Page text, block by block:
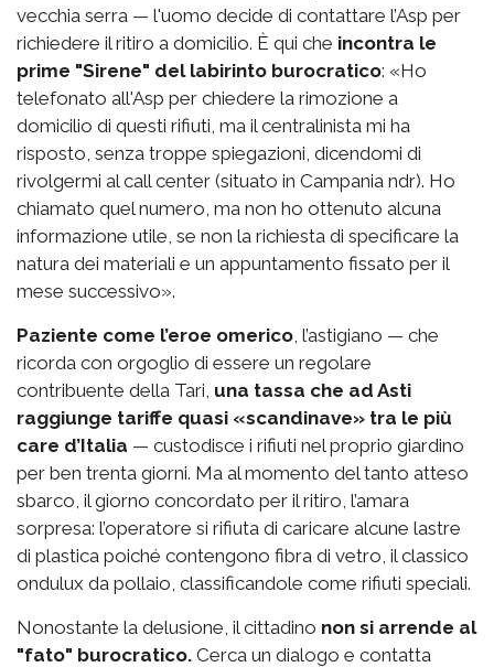
vecchia serra — l'uomo decide di contattare l’Asp per
richiedere il ritiro a domicilio. È qui che incontra le
prime "Sirene" del labirinto burocratico: «Ho
telefonato all'Asp per chiedere la rimozione a
domicilio di questi rifiuti, ma il centralinista mi ha
risposto, senza troppe spiegazioni, dicendomi di
rivolgermi al call center (situato in Campania ndr). Ho
chiamato quel numero, ma non ho ottenuto alcuna
informazione utile, se non la richiesta di specificare la
natura dei materiali e un appuntamento fissato per il
mese successivo».
Paziente come l’eroe omerico , l’astigiano — che
ricorda con orgoglio di essere un regolare
contribuente della Tari, una tassa che ad Asti
raggiunge tariffe quasi «scandinave» tra le più
care d’Italia — custodisce i rifiuti nel proprio giardino
per ben trenta giorni. Ma al momento del tanto atteso
sbarco, il giorno concordato per il ritiro, l’amara
sorpresa: l’operatore si rifiuta di caricare alcune lastre
di plastica poiché contengono fibra di vetro, il classico
ondulux da pollaio, classificandole come rifiuti speciali.
Nonostante la delusione, il cittadino non si arrende al
"fato" burocratico. Cerca un dialogo e contatta